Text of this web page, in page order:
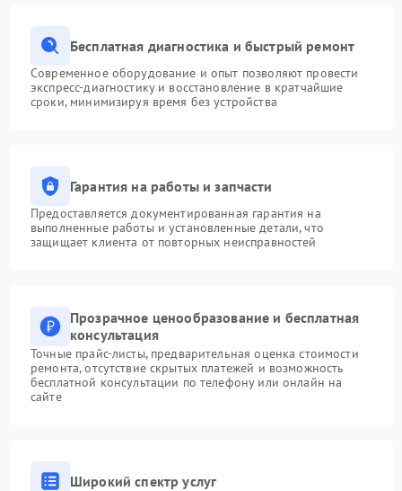
Бесплатная диагностика и быстрый ремонт
Современное оборудование и опыт позволяют провести
экспресс-диагностику и восстановление в кратчайшие
сроки, минимизируя время без устройства
Гарантия на работы и запчасти
Предоставляется документированная гарантия на
выполненные работы и установленные детали, что
защищает клиента от повторных неисправностей
Прозрачное ценообразование и бесплатная
консультация
Точные прайс-листы, предварительная оценка стоимости
ремонта, отсутствие скрытых платежей и возможность
бесплатной консультации по телефону или онлайн на
сайте
Широкий спектр услуг